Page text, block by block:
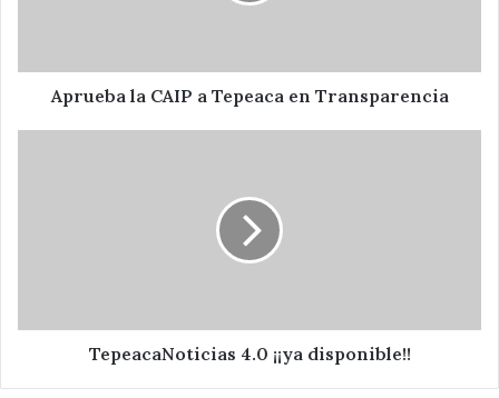
Aprueba la CAIP a Tepeaca en Transparencia
TepeacaNoticias 4.0 ¡¡ya disponible!!